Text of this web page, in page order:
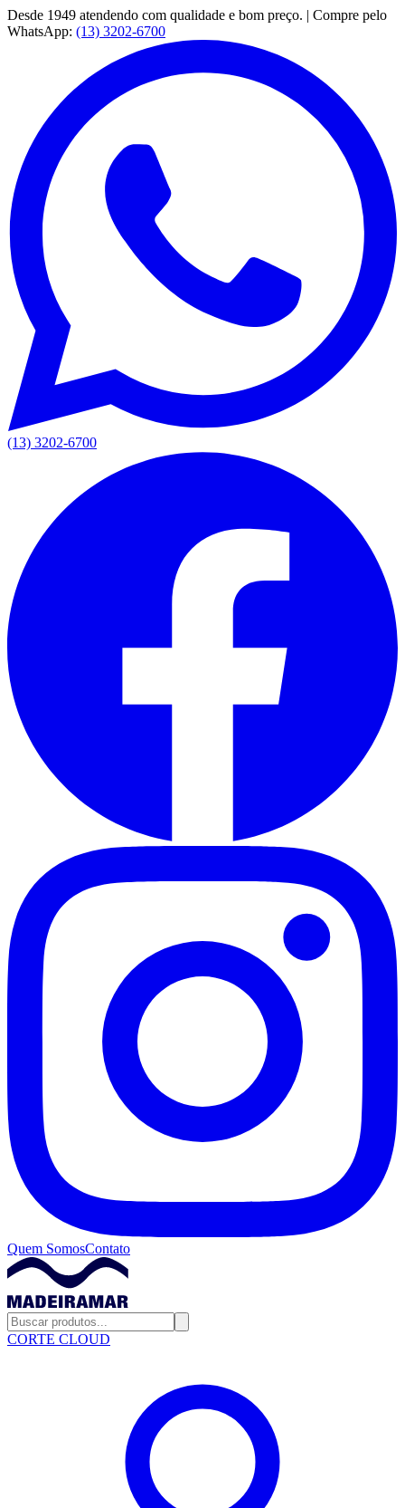
Desde 1949 atendendo com qualidade e bom preço. | Compre pelo
WhatsApp: (13) 3202-6700
(13) 3202-6700
Quem SomosContato
CORTE CLOUD